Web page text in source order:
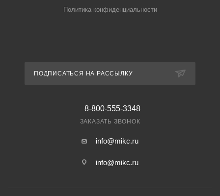
Политика конфиденциальности
ПОДПИСАТЬСЯ НА РАССЫЛКУ
8-800-555-3348
ЗАКАЗАТЬ ЗВОНОК
info@mikc.ru
info@mikc.ru